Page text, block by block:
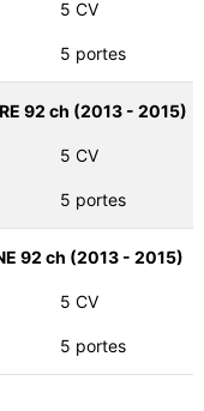
5 CV
5 portes
92 ch (2013 - 2015)
5 CV
5 portes
92 ch (2013 - 2015)
5 CV
5 portes